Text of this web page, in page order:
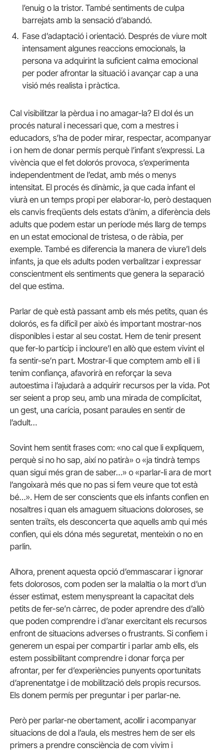
l’enuig o la tristor. També sentiments de culpa
barrejats amb la sensació d’abandó.
Fase d’adaptació i orientació. Després de viure molt
intensament algunes reaccions emocionals, la
persona va adquirint la suficient calma emocional
per poder afrontar la situació i avançar cap a una
visió més realista i pràctica.
Cal visibilitzar la pèrdua i no amagar-la? El dol és un
procés natural i necessari que, com a mestres i
educadors, s’ha de poder mirar, respectar, acompanyar
i on hem de donar permís perquè l’infant s’expressi. La
vivència que el fet dolorós provoca, s’experimenta
independentment de l’edat, amb més o menys
intensitat. El procés és dinàmic, ja que cada infant el
viurà en un temps propi per elaborar-lo, però destaquen
els canvis freqüents dels estats d’ànim, a diferència dels
adults que podem estar un període més llarg de temps
en un estat emocional de tristesa, o de ràbia, per
exemple. També es diferencia la manera de viure’l dels
infants, ja que els adults poden verbalitzar i expressar
conscientment els sentiments que genera la separació
del que estima.
Parlar de què està passant amb els més petits, quan és
dolorós, es fa difícil per això és important mostrar-nos
disponibles i estar al seu costat. Hem de tenir present
que fer-lo partícip i incloure’l en allò que estem vivint el
fa sentir-se’n part. Mostrar-li que comptem amb ell i li
tenim confiança, afavorirà en reforçar la seva
autoestima i l’ajudarà a adquirir recursos per la vida. Pot
ser seient a prop seu, amb una mirada de complicitat,
un gest, una carícia, posant paraules en sentir de
l’adult…
Sovint hem sentit frases com: «no cal que li expliquem,
perquè si no ho sap, així no patirà» o «ja tindrà temps
quan sigui més gran de saber…» o «parlar-li ara de mort
l’angoixarà més que no pas si fem veure que tot està
bé…». Hem de ser conscients que els infants confien en
nosaltres i quan els amaguem situacions doloroses, se
senten traïts, els desconcerta que aquells amb qui més
confien, qui els dóna més seguretat, menteixin o no en
parlin.
Alhora, prenent aquesta opció d’emmascarar i ignorar
fets dolorosos, com poden ser la malaltia o la mort d’un
ésser estimat, estem menyspreant la capacitat dels
petits de fer-se’n càrrec, de poder aprendre des d’allò
que poden comprendre i d’anar exercitant els recursos
enfront de situacions adverses o frustrants. Si confiem i
generem un espai per compartir i parlar amb ells, els
estem possibilitant comprendre i donar força per
afrontar, per fer d’experiències punyents oportunitats
d’aprenentatge i de mobilització dels propis recursos.
Els donem permís per preguntar i per parlar-ne.
Però per parlar-ne obertament, acollir i acompanyar
situacions de dol a l’aula, els mestres hem de ser els
primers a prendre consciència de com vivim i